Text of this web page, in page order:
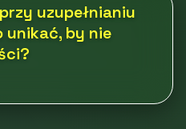
uzupełnianiu
unikać, by nie